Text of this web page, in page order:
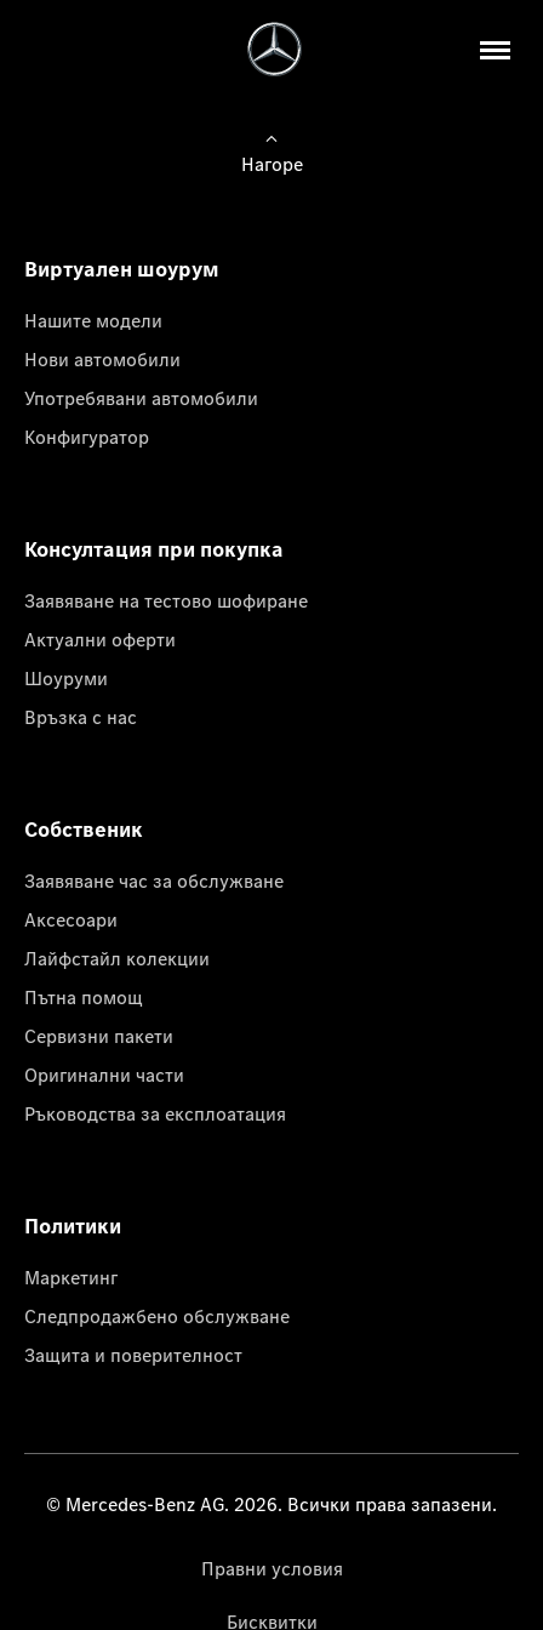
Нагоре
Виртуален шоурум
Нашите модели
Нови автомобили
Употребявани автомобили
Конфигуратор
Консултация при покупка
Заявяване на тестово шофиране
Актуални оферти
Шоуруми
Връзка с нас
Собственик
Заявяване час за обслужване
Аксесоари
Лайфстайл колекции
Пътна помощ
Сервизни пакети
Оригинални части
Ръководства за експлоатация
Политики
Маркетинг
Следпродажбено обслужване
Защита и поверителност
© Mercedes-Benz AG. 2026. Всички права запазени.
Правни условия
Бисквитки